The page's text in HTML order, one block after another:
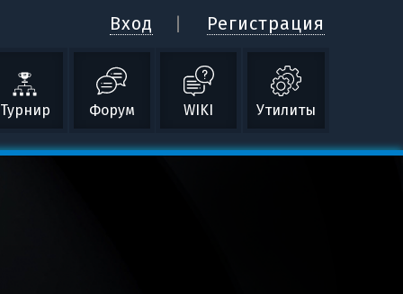
Вход Регистрация
Турнир Форум WIKI Утилиты